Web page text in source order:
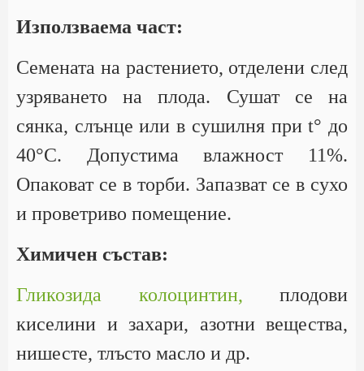
Използваема част:
Семената на растението, отделени след
узряването на плода. Сушат се на
сянка, слънце или в сушилня при t° до
40°С. Допустима влажност 11%.
Опаковат се в торби. Запазват се в сухо
и проветриво помещение.
Химичен състав:
Гликозида колоцинтин, плодови
киселини и захари, азотни вещества,
нишесте, тлъсто масло и др.